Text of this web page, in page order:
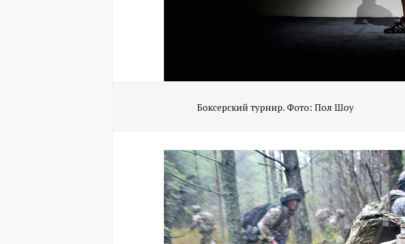
Боксерский турнир. Фото: Пол Шоу